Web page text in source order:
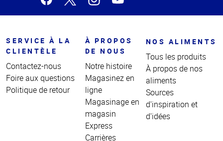
SERVICE À LA
CLIENTÈLE
Contactez-nous
Foire aux questions
Politique de retour
À PROPOS
DE NOUS
Notre histoire
Magasinez en
ligne
Magasinage en
magasin
Express
Carrières
NOS ALIMENTS
Tous les produits
À propos de nos
aliments
Sources
d'inspiration et
d'idées